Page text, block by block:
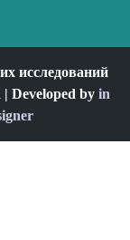
исследований
| Developed by in